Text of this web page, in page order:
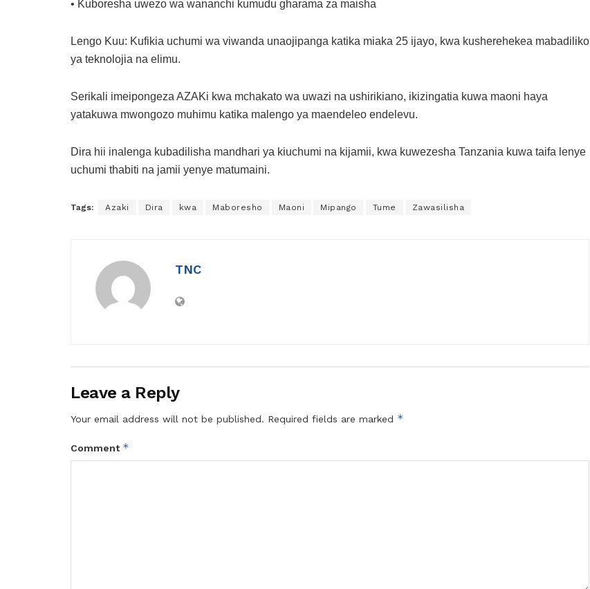
• Kuboresha uwezo wa wananchi kumudu gharama za maisha
Lengo Kuu: Kufikia uchumi wa viwanda unaojipanga katika miaka 25 ijayo, kwa kusherehekea mabadiliko
ya teknolojia na elimu.
Serikali imeipongeza AZAKi kwa mchakato wa uwazi na ushirikiano, ikizingatia kuwa maoni haya
yatakuwa mwongozo muhimu katika malengo ya maendeleo endelevu.
Dira hii inalenga kubadilisha mandhari ya kiuchumi na kijamii, kwa kuwezesha Tanzania kuwa taifa lenye
uchumi thabiti na jamii yenye matumaini.
Tags: Azaki Dira kwa Maboresho Maoni Mipango Tume Zawasilisha
TNC
Leave a Reply
Your email address will not be published. Required fields are marked *
Comment *